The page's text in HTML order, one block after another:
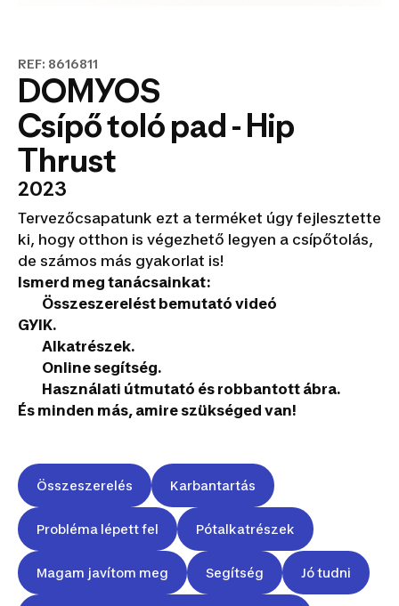
REF: 8616811
DOMYOS
Csípő toló pad - Hip
Thrust
2023
Tervezőcsapatunk ezt a terméket úgy fejlesztette
ki, hogy otthon is végezhető legyen a csípőtolás,
de számos más gyakorlat is!
Ismerd meg tanácsainkat:
Összeszerelést bemutató videó
GYIK.
Alkatrészek.
Online segítség.
Használati útmutató és robbantott ábra.
És minden más, amire szükséged van!
Összeszerelés Karbantartás
Probléma lépett fel Pótalkatrészek
Magam javítom meg Segítség Jó tudni